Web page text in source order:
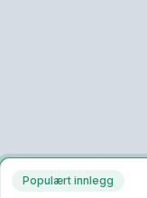
Populært innlegg